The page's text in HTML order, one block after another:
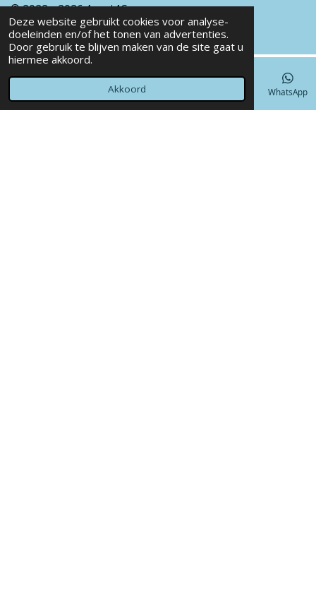
Deze website gebruikt cookies voor analyse-
doeleinden en/of het tonen van advertenties.
Door gebruik te blijven maken van de site gaat u
hiermee akkoord.
Akkoord
© 2022 - 2026 Annet4Crea
Powered byJouwWeb
Telefoonnummer WhatsApp